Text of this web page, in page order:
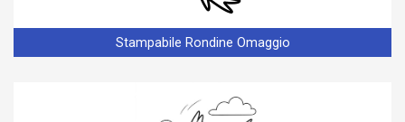
Stampabile Rondine Omaggio